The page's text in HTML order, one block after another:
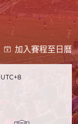
加入賽程至日曆
UTC+8